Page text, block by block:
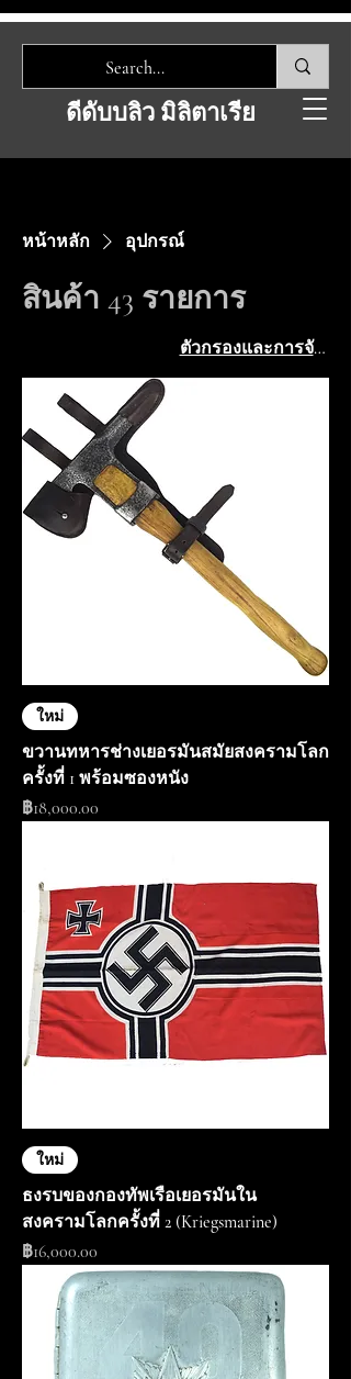
ดีดับบลิว มิลิตาเรีย
หน้าหลัก อุปกรณ์
สินค้า 43 รายการ
ตัวกรองและการจัดเรียง
ใหม่
ขวานทหารช่างเยอรมันสมัยสงครามโลก
ครั้งที่ 1 พร้อมซองหนัง
ราคา
฿18,000.00
ใหม่
ธงรบของกองทัพเรือเยอรมันใน
สงครามโลกครั้งที่ 2 (Kriegsmarine)
ราคา
฿16,000.00